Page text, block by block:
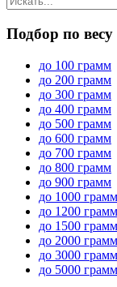
Подбор по весу
до 100 грамм
до 200 грамм
до 300 грамм
до 400 грамм
до 500 грамм
до 600 грамм
до 700 грамм
до 800 грамм
до 900 грамм
до 1000 грамм
до 1200 грамм
до 1500 грамм
до 2000 грамм
до 3000 грамм
до 5000 грамм